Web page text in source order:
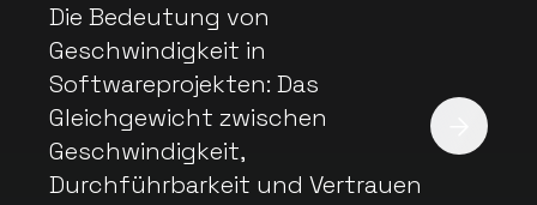
Die Bedeutung von
Geschwindigkeit in
Softwareprojekten: Das
Gleichgewicht zwischen
Geschwindigkeit,
Durchführbarkeit und Vertrauen